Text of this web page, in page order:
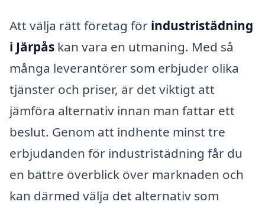
Att välja rätt företag för industristädning
i Järpås kan vara en utmaning. Med så
många leverantörer som erbjuder olika
tjänster och priser, är det viktigt att
jämföra alternativ innan man fattar ett
beslut. Genom att indhente minst tre
erbjudanden för industristädning får du
en bättre överblick över marknaden och
kan därmed välja det alternativ som